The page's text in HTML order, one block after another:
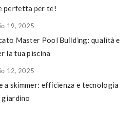
perfetta per te!
19, 2025
Master Pool Building: qualità e
la tua piscina
12, 2025
a skimmer: efficienza e tecnologia